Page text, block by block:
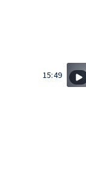
15:49